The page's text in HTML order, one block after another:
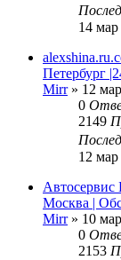
14
Петербург
Mirr» 12
0
2149
12 мар
Москва |
Mirr» 10
0
2153